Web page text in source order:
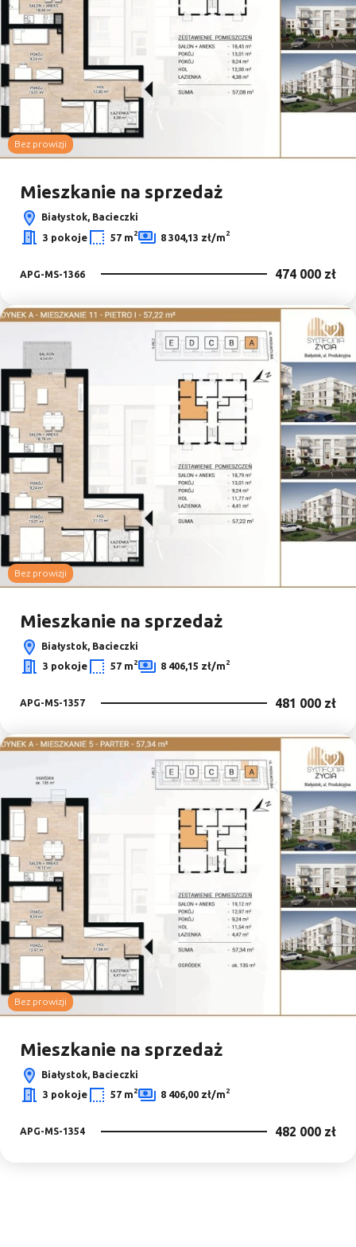
Bez prowizji
Mieszkanie na sprzedaż
Białystok, Bacieczki
3 pokoje 57 m2 8 304,13 zł/m2
APG-MS-1366 474 000 zł
Bez prowizji
Mieszkanie na sprzedaż
Białystok, Bacieczki
3 pokoje 57 m2 8 406,15 zł/m2
APG-MS-1357 481 000 zł
Bez prowizji
Mieszkanie na sprzedaż
Białystok, Bacieczki
3 pokoje 57 m2 8 406,00 zł/m2
APG-MS-1354 482 000 zł